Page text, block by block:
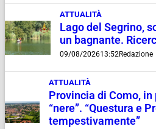
ATTUALITÀ
Lago del Segrino,
un bagnante.
09/08/202613:52Redazione
ATTUALITÀ
Provincia di Como,
“nere”. “Questura e
tempestivamente”